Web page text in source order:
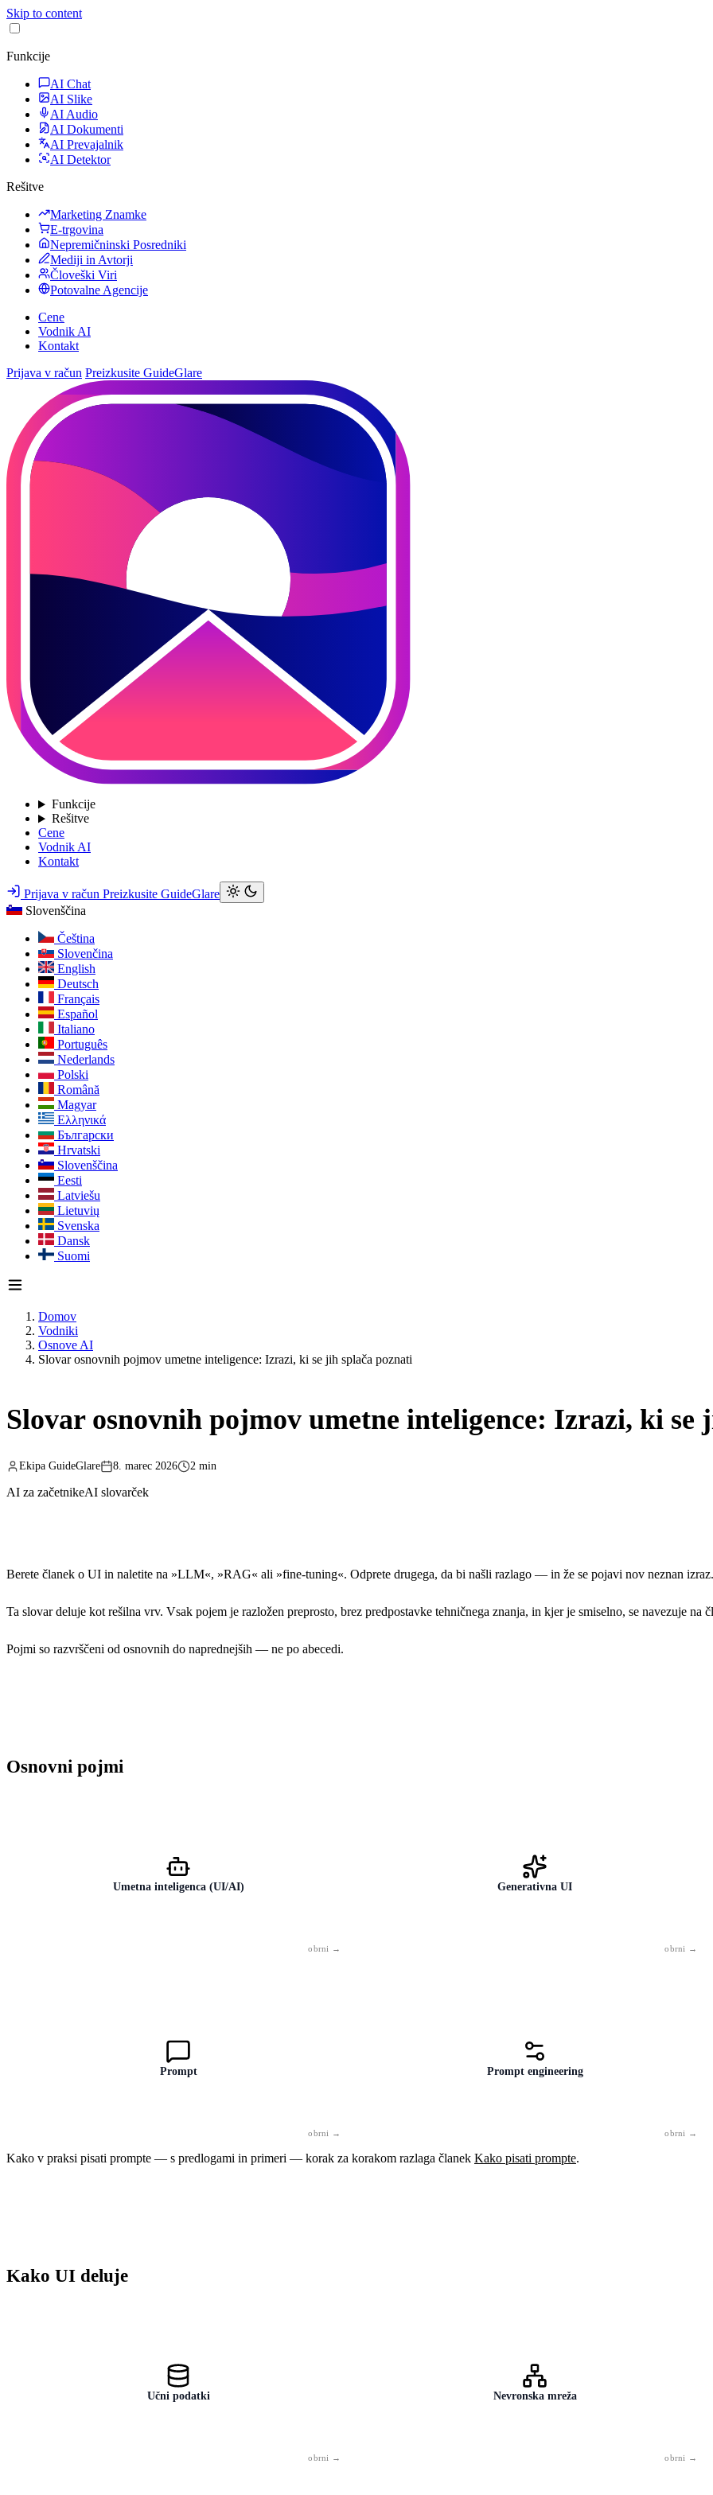
Skip to content
Funkcije
AI Chat
AI Slike
AI Audio
AI Dokumenti
AI Prevajalnik
AI Detektor
Rešitve
Marketing Znamke
E-trgovina
Nepremičninski Posredniki
Mediji in Avtorji
Človeški Viri
Potovalne Agencije
Cene
Vodnik AI
Kontakt
Prijava v račun Preizkusite GuideGlare
Funkcije
Rešitve
Cene
Vodnik AI
Kontakt
Prijava v račun Preizkusite GuideGlare
Slovenščina
Čeština
Slovenčina
English
Deutsch
Français
Español
Italiano
Português
Nederlands
Polski
Română
Magyar
Ελληνικά
Български
Hrvatski
Slovenščina
Eesti
Latviešu
Lietuvių
Svenska
Dansk
Suomi
Domov
Vodniki
Osnove AI
Slovar osnovnih pojmov umetne inteligence: Izrazi, ki se jih splača poznati
Slovar osnovnih pojmov umetne inteligence: Izrazi, ki se
Ekipa GuideGlare 8. marec 2026 2 min
AI za začetnikeAI slovarček
Berete članek o UI in naletite na »LLM«, »RAG« ali »fine-tuning«. Odprete drugega, da bi našli razlago — in že se pojavi nov neznan izraz.
Ta slovar deluje kot rešilna vrv. Vsak pojem je razložen preprosto, brez predpostavke tehničnega znanja, in kjer je smiselno, se navezuje na
Pojmi so razvrščeni od osnovnih do naprednejših — ne po abecedi.
Osnovni pojmi
Umetna inteligenca (UI/AI) Generativna UI
Prompt Prompt engineering
Kako v praksi pisati prompte — s predlogami in primeri — korak za korakom razlaga članek Kako pisati prompte.
Kako UI deluje
Učni podatki Nevronska mreža